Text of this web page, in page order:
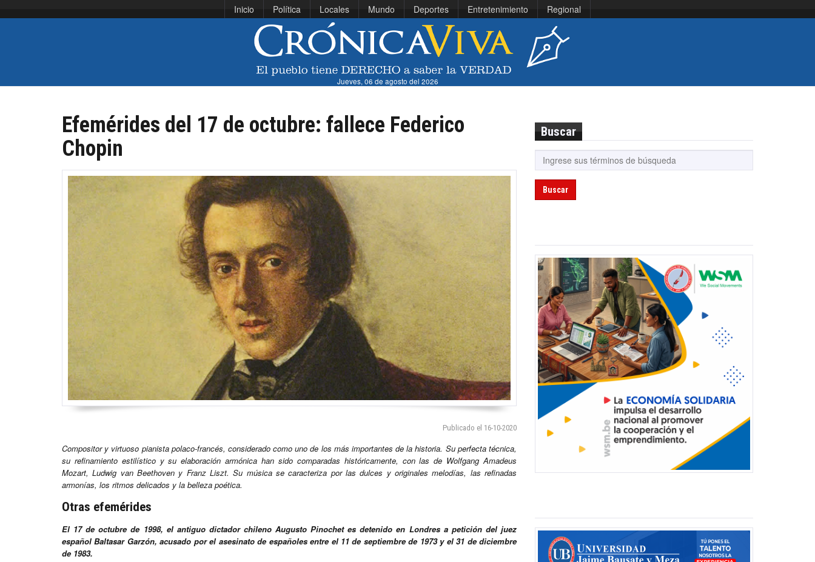
Inicio Política Locales Mundo Deportes Entretenimiento Regional
Jueves, 06 de agosto del 2026
Efemérides del 17 de octubre: fallece Federico
Chopin
Publicado el 16-10-2020
Compositor y virtuoso pianista polaco-francés, considerado como uno de los más importantes de la historia. Su perfecta técnica,
su refinamiento estilístico y su elaboración armónica han sido comparadas históricamente, con las de Wolfgang Amadeus
Mozart, Ludwig van Beethoven y Franz Liszt. Su música se caracteriza por las dulces y originales melodías, las refinadas
armonías, los ritmos delicados y la belleza poética.
Otras efemérides
El 17 de octubre de 1998, el antiguo dictador chileno Augusto Pinochet es detenido en Londres a petición del juez
español Baltasar Garzón, acusado por el asesinato de españoles entre el 11 de septiembre de 1973 y el 31 de diciembre
de 1983.
Buscar
Buscar